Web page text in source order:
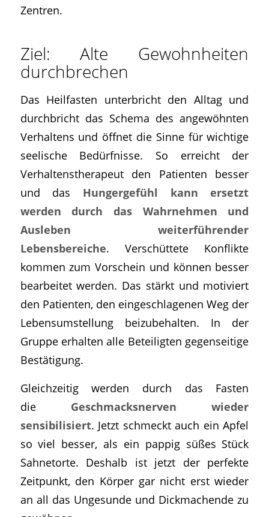
Zentren.
Ziel: Alte Gewohnheiten
durchbrechen
Das Heilfasten unterbricht den Alltag und
durchbricht das Schema des angewöhnten
Verhaltens und öffnet die Sinne für wichtige
seelische Bedürfnisse. So erreicht der
Verhaltenstherapeut den Patienten besser
und das Hungergefühl kann ersetzt
werden durch das Wahrnehmen und
Ausleben weiterführender
Lebensbereiche. Verschüttete Konflikte
kommen zum Vorschein und können besser
bearbeitet werden. Das stärkt und motiviert
den Patienten, den eingeschlagenen Weg der
Lebensumstellung beizubehalten. In der
Gruppe erhalten alle Beteiligten gegenseitige
Bestätigung.
Gleichzeitig werden durch das Fasten
die Geschmacksnerven wieder
sensibilisiert. Jetzt schmeckt auch ein Apfel
so viel besser, als ein pappig süßes Stück
Sahnetorte. Deshalb ist jetzt der perfekte
Zeitpunkt, den Körper gar nicht erst wieder
an all das Ungesunde und Dickmachende zu